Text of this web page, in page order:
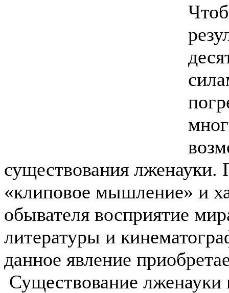
существования лженауки.
«клиповое мышление» и
обывателя восприятие
литературы и
данное явление
Существование лженауки